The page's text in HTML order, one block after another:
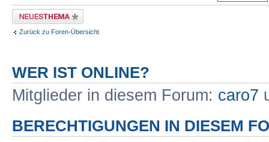
Neues Thema erstellen
Zurück zu Foren-Übersicht
WER IST ONLINE?
Mitglieder in diesem Forum: caro7
BERECHTIGUNGEN IN DIESEM